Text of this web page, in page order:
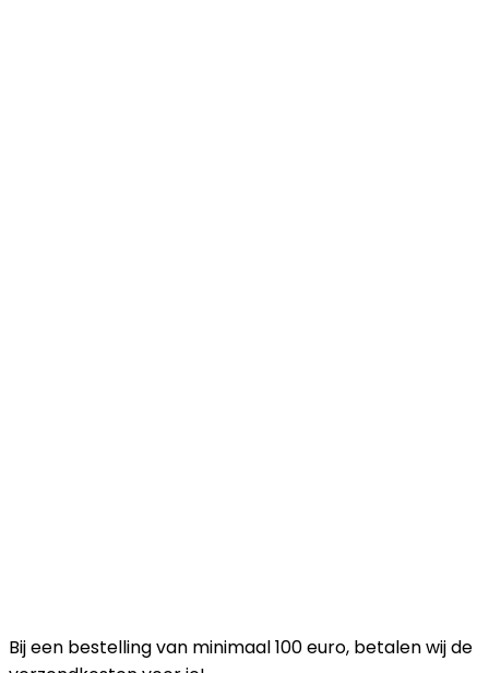
Bij een bestelling van minimaal 100 euro, betalen wij de